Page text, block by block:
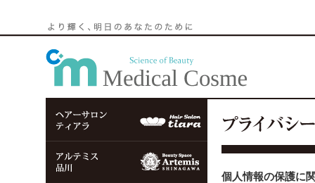
個人情報の保護に